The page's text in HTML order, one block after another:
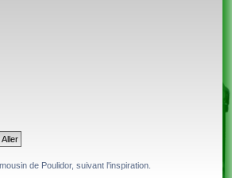
de Poulidor, suivant l'inspiration.